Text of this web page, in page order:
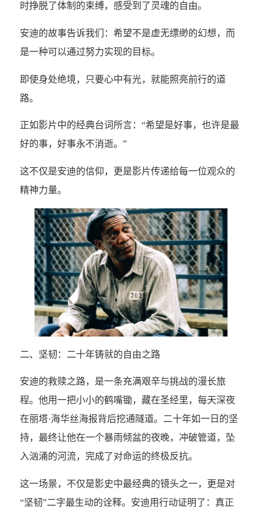
时挣脱了体制的束缚，感受到了灵魂的自由。
安迪的故事告诉我们：希望不是虚无缥缈的幻想，而
是一种可以通过努力实现的目标。
即使身处绝境，只要心中有光，就能照亮前行的道
路。
正如影片中的经典台词所言：“希望是好事，也许是最
好的事，好事永不消逝。”
这不仅是安迪的信仰，更是影片传递给每一位观众的
精神力量。
二、坚韧：二十年铸就的自由之路
安迪的救赎之路，是一条充满艰辛与挑战的漫长旅
程。他用一把小小的鹤嘴锄，藏在圣经里，每天深夜
在丽塔·海华丝海报背后挖通隧道。二十年如一日的坚
持，最终让他在一个暴雨倾盆的夜晚，冲破管道，坠
入汹涌的河流，完成了对命运的终极反抗。
这一场景，不仅是影史中最经典的镜头之一，更是对
“坚韧”二字最生动的诠释。安迪用行动证明了：真正